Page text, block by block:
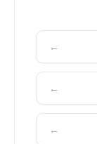
←
←
←